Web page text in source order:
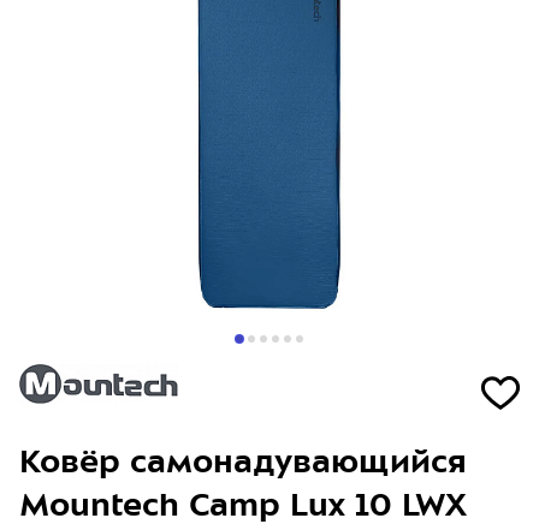
Ковёр самонадувающийся
Mountech Camp Lux 10 LWX